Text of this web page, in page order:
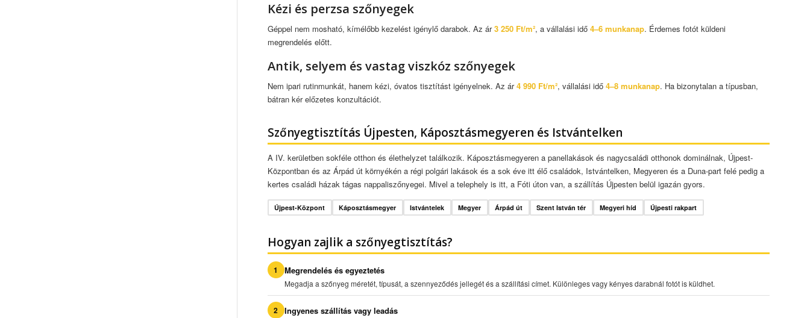
Kézi és perzsa szőnyegek
Géppel nem mosható, kímélőbb kezelést igénylő darabok. Az ár3 250 Ft/m², a vállalási idő 4–6 munkanap. Érdemes fotót küldeni
megrendelés előtt.
Antik, selyem és vastag viszkóz szőnyegek
Nem ipari rutinmunkát, hanem kézi, óvatos tisztítást igényelnek. Az ár4 990 Ft/m², vállalási idő 4–8 munkanap. Ha bizonytalan a típusban,
bátran kér előzetes konzultációt.
Szőnyegtisztítás Újpesten, Káposztásmegyeren és Istvántelken
A IV. kerületben sokféle otthon és élethelyzet találkozik. Káposztásmegyeren a panellakások és nagycsaládi otthonok dominálnak, Újpest-
Központban és az Árpád út környékén a régi polgári lakások és a sok éve itt élő családok, Istvántelken, Megyeren és a Duna-part felé pedig a
kertes családi házak tágas nappaliszőnyegei. Mivel a telephely is itt, a Fóti úton van, a szállítás Újpesten belül igazán gyors.
Újpest-Központ Káposztásmegyer Istvántelek Megyer Árpád út Szent István tér Megyeri híd Újpesti rakpart
Hogyan zajlik a szőnyegtisztítás?
Megrendelés és egyeztetés
Megadja a szőnyeg méretét, típusát, a szennyeződés jellegét és a szállítási címet. Különleges vagy kényes darabnál fotót is küldhet.
Ingyenes szállítás vagy leadás